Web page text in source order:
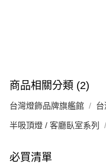
商品相關分類 (2)
台灣燈飾品牌旗艦館
半吸頂燈 / 客廳臥室系列
必買清單